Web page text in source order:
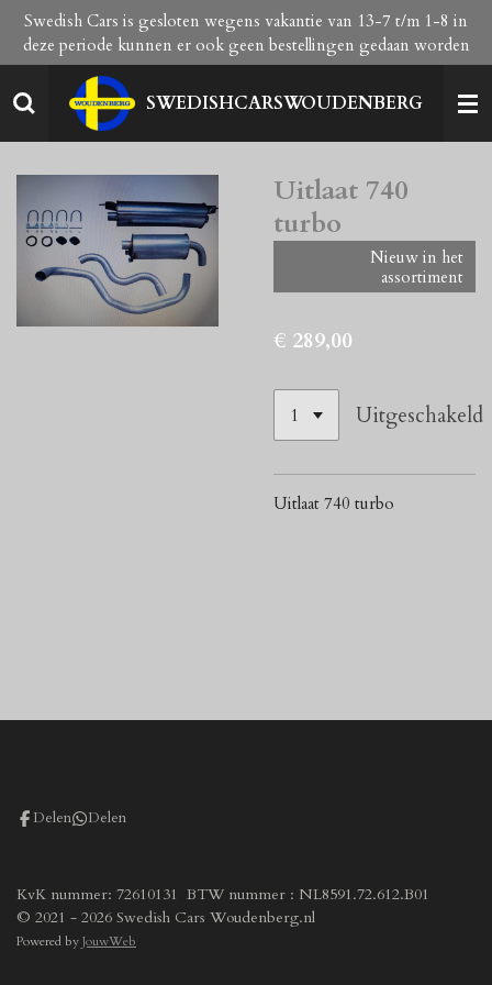
Ga
direct
naar
de
hoofdinhoud
SWEDISHCARSWOUDENBERG
Swedish Cars is gesloten wegens vakantie van 13-7 t/m 1-8 in
deze periode kunnen er ook geen bestellingen gedaan worden
Uitlaat 740
turbo
Nieuw in het
assortiment
€ 289,00
Uitgeschakeld
Uitlaat 740 turbo
Delen Delen
KvK nummer: 72610131 BTW nummer : NL8591.72.612.B01
© 2021 - 2026 Swedish Cars Woudenberg.nl
Powered byJouwWeb